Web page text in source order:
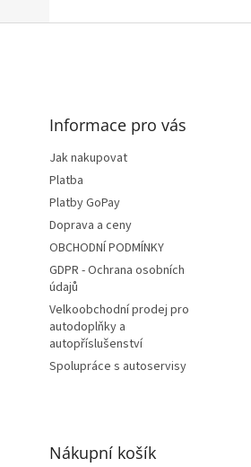
Informace pro vás
Jak nakupovat
Platba
Platby GoPay
Doprava a ceny
OBCHODNÍ PODMÍNKY
GDPR - Ochrana osobních
údajů
Velkoobchodní prodej pro
autodoplňky a
autopříslušenství
Spolupráce s autoservisy
Nákupní košík